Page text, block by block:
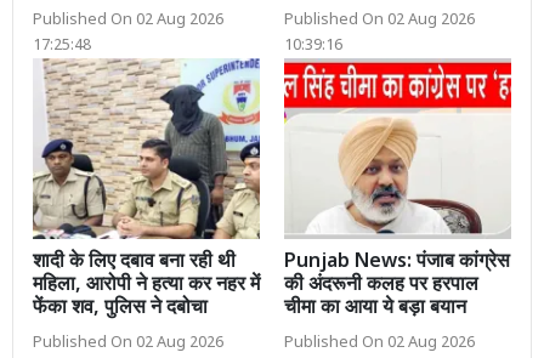
Published On 02 Aug 2026
17:25:48
Published On 02 Aug 2026
10:39:16
शादी के लिए दबाव बना रही थी
महिला, आरोपी ने हत्या कर नहर में
फेंका शव, पुलिस ने दबोचा
Published On 02 Aug 2026
Punjab News: पंजाब कांग्रेस
की अंदरूनी कलह पर हरपाल
चीमा का आया ये बड़ा बयान
Published On 02 Aug 2026